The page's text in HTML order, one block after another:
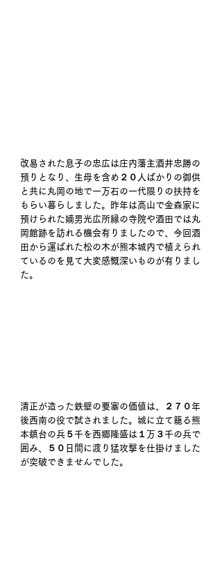
改易された息子の忠広は庄内藩主酒井忠勝の
預りとなり、生母を含め２０人ばかりの御供
と共に丸岡の地で一万石の一代限りの扶持を
もらい暮らしました。昨年は高山で金森家に
預けられた嫡男光広所縁の寺院や酒田では丸
岡館跡を訪れる機会有りましたので、今回酒
田から運ばれた松の木が熊本城内で植えられ
ているのを見て大変感慨深いものが有りまし
た。
清正が造った鉄壁の要塞の価値は、２７０年
後西南の役で試されました。城に立て籠る熊
本鎮台の兵５千を西郷隆盛は１万３千の兵で
囲み、５０日間に渡り猛攻撃を仕掛けました
が突破できませんでした。